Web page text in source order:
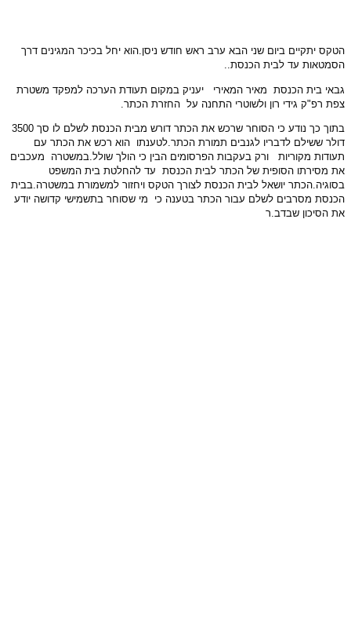
הטקס יתקיים ביום שני הבא ערב ראש חודש ניסן.הוא יחל בכיכר המגינים דרך
הסמטאות עד לבית הכנסת..
גבאי בית הכנסת מאיר המאירי
יעניק במקום תעודת הערכה למפקד משטרת
צפת רפ"ק גידי רון ולשוטרי התחנה על החזרת הכתר.
בתוך כך נודע כי הסוחר שרכש את הכתר דורש מבית הכנסת לשלם לו סך 3500
דולר ששילם לדבריו לגנבים תמורת הכתר.לטענתו הוא רכש את הכתר עם
תעודות מקוריות
ורק בעקבות הפרסומים הבין כי הולך שולל.במשטרה
מעכבים
את מסירתו הסופית של הכתר לבית הכנסת עד להחלטת בית המשפט
בסוגיה.הכתר יושאל לבית הכנסת לצורך הטקס ויחזור למשמורת במשטרה.בבית
הכנסת מסרבים לשלם עבור הכתר בטענה כי
מי שסוחר בתשמישי קדושה יודע
את הסיכון שבדב.ר